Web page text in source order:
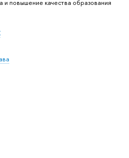
и повышение качества образования